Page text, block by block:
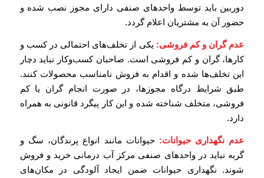
دوربین باید توسط واحدهای صنفی دارای مجوز نصب شده و
حضور آن به مشتریان اعلام گردد.
عدم گران و کم فروشی: یکی از تخلف‌های احتمالی در کسب و
کارها، گران و کم فروشی است. صاحبان کسب‌وکار نباید دچار
این تخلف‌ها شده و اقدام به فروش نامناسب محصولات کنند.
طبق شرایط درگاه مجوزها، در صورت انجام گران یا کم
فروشی، متخلف شناخته شده و این کار پیگرد قانونی به همراه
دارد.
عدم نگهداری حیوانات: حیوانات مانند انواع پرندگان، سگ و
گربه نباید در واحدهای صنفی مرکز آب درمانی خرید و فروش
شوند. نگهداری حیوانات ضمن ایجاد آلودگی در مکان‌های